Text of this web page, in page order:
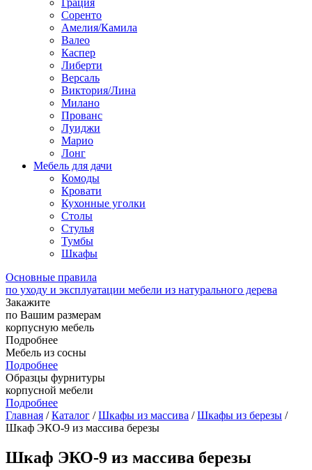
Грация
Соренто
Амелия/Камила
Валео
Каспер
Либерти
Версаль
Виктория/Лина
Милано
Прованс
Луиджи
Марио
Лонг
Мебель для дачи
Комоды
Кровати
Кухонные уголки
Столы
Стулья
Тумбы
Шкафы
Основные правила
по уходу и эксплуатации мебели из натурального дерева
Закажите
по Вашим размерам
корпусную мебель
Подробнее
Мебель из сосны
Подробнее
Образцы фурнитуры
корпусной мебели
Подробнее
Главная /Каталог /Шкафы из массива /Шкафы из березы /
Шкаф ЭКО-9 из массива березы
Шкаф ЭКО-9 из массива березы